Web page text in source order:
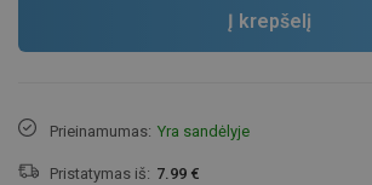
Į krepšelį
Prieinamumas: Yra sandėlyje
Pristatymas iš: 7.99 €